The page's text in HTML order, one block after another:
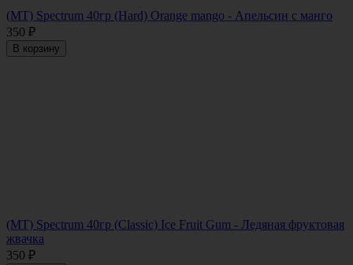
(MT) Spectrum 40гр (Hard) Orange mango - Апельсин с манго
350 ₽
В корзину
(MT) Spectrum 40гр (Classic) Ice Fruit Gum - Ледяная фруктовая
жвачка
350 ₽